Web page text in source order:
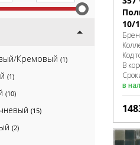
Кремовый (1)
(1)
(10)
(15)
(2)
10/
Код
В
в